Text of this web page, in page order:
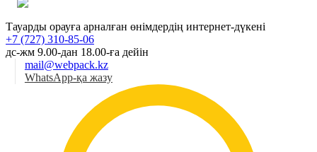
Тауарды орауға арналған өнімдердің интернет-дүкені
+7 (727) 310-85-06
дс-жм 9.00-дан 18.00-ға дейін
mail@webpack.kz
WhatsApp-қа жазу